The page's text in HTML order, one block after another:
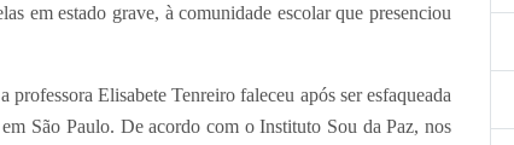
em estado grave, à comunidade escolar que presenciou
Elisabete Tenreiro faleceu após ser esfaqueada
São Paulo. De acordo com o Instituto Sou da Paz, nos